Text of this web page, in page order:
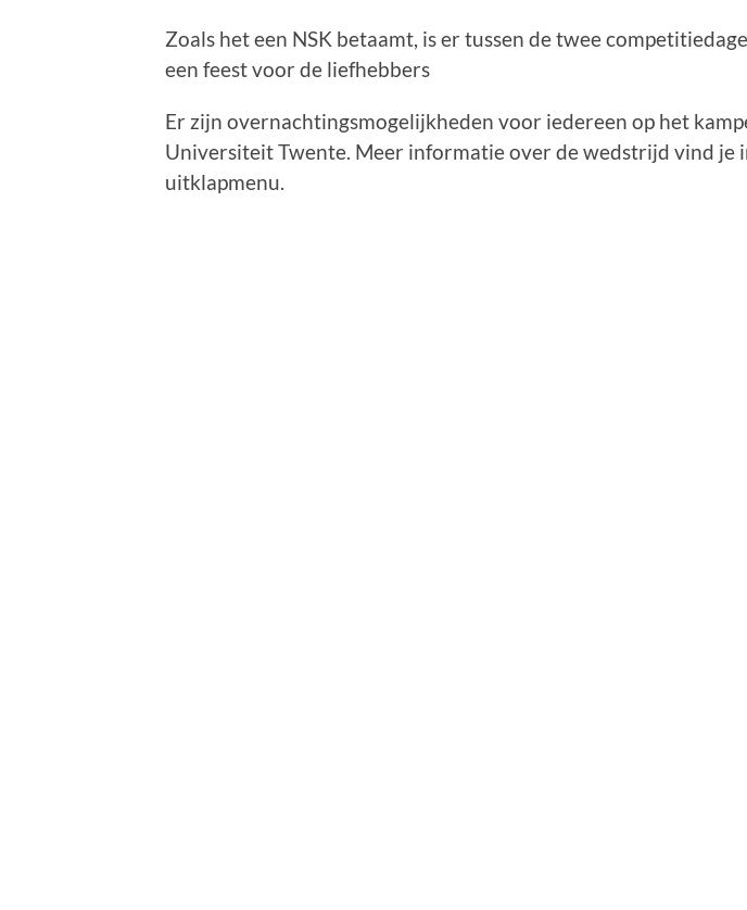
Zoals het een NSK betaamt, is er tussen de twee
een feest voor de liefhebbers
Er zijn overnachtingsmogelijkheden voor iedereen op het
Universiteit Twente. Meer informatie over de wedstrijd vind je
uitklapmenu.